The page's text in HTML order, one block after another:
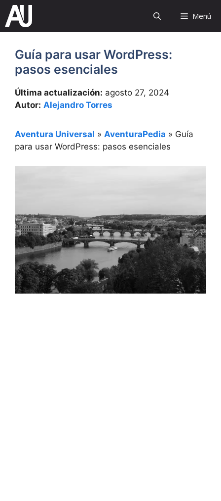
Saltar
contenido
Menú
Guía para usar WordPress:
pasos esenciales
Última actualización: agosto 27, 2024
Autor: Alejandro Torres
Aventura Universal » AventuraPedia » Guía
para usar WordPress: pasos esenciales